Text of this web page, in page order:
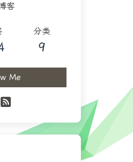
客
分类
9
Me